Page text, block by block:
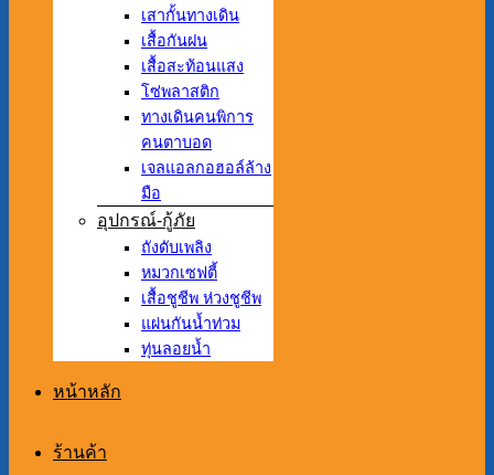
เสากั้นทางเดิน
เสื้อกันฝน
เสื้อสะท้อนแสง
โซ่พลาสติก
ทางเดินคนพิการ
คนตาบอด
เจลแอลกอฮอล์ล้าง
มือ
อุปกรณ์-กู้ภัย
ถังดับเพลิง
หมวกเซฟตี้
เสื้อชูชีพ ห่วงชูชีพ
แผ่นกันน้ำท่วม
ทุ่นลอยน้ำ
หน้าหลัก
ร้านค้า